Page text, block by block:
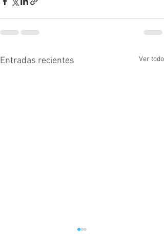
Entradas recientes Ver todo